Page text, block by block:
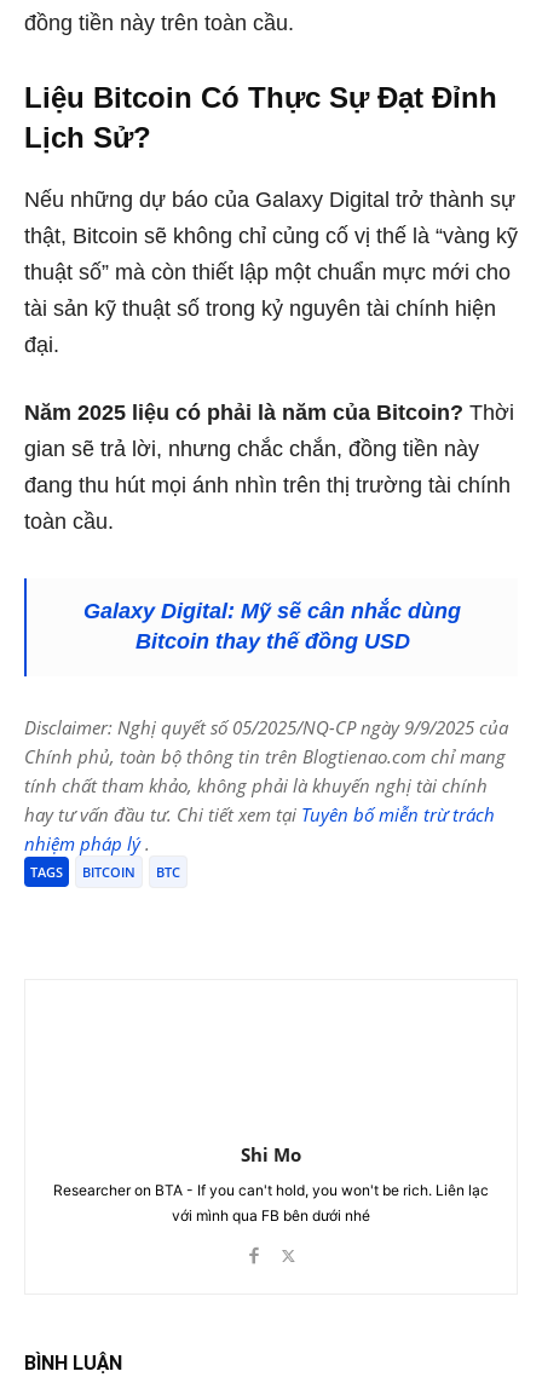
đồng tiền này trên toàn cầu.
Liệu Bitcoin Có Thực Sự Đạt Đỉnh
Lịch Sử?
Nếu những dự báo của Galaxy Digital trở thành sự
thật, Bitcoin sẽ không chỉ củng cố vị thế là “vàng kỹ
thuật số” mà còn thiết lập một chuẩn mực mới cho
tài sản kỹ thuật số trong kỷ nguyên tài chính hiện
đại.
Năm 2025 liệu có phải là năm của Bitcoin? Thời
gian sẽ trả lời, nhưng chắc chắn, đồng tiền này
đang thu hút mọi ánh nhìn trên thị trường tài chính
toàn cầu.
Galaxy Digital: Mỹ sẽ cân nhắc dùng
Bitcoin thay thế đồng USD
Disclaimer: Nghị quyết số 05/2025/NQ-CP ngày 9/9/2025 của
Chính phủ, toàn bộ thông tin trên Blogtienao.com chỉ mang
tính chất tham khảo, không phải là khuyến nghị tài chính
hay tư vấn đầu tư. Chi tiết xem tại Tuyên bố miễn trừ trách
nhiệm pháp lý.
TAGS BITCOIN BTC
Shi Mo
Researcher on BTA - If you can't hold, you won't be rich. Liên lạc
với mình qua FB bên dưới nhé
BÌNH LUẬN